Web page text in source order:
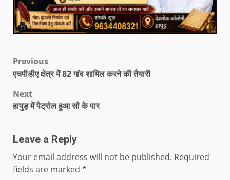
Previous
एचपीडीए क्षेत्र में 82 गांव शामिल करने की तैयारी
Next
हापुड़ में पैट्रोल हुआ सौ के पार
Leave a Reply
Your email address will not be published. Required
fields are marked *